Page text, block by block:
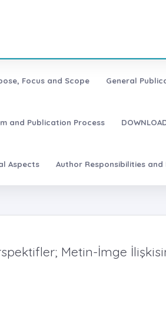
Focus and Scope General
and Publication Process
Aspects Author Responsibilities and
Metin-İmge